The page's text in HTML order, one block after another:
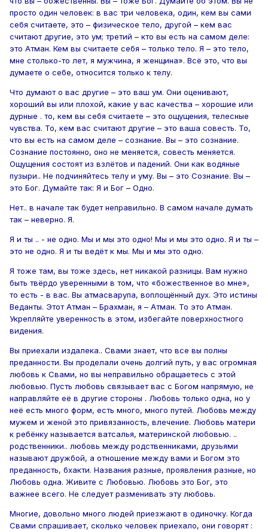
просто один человек: в вас три человека, один, кем вы сами
себя считаете, это – физическое тело, другой – кем вас
считают другие, это ум; третий – кто вы есть на самом деле:
это Атман. Кем вы считаете себя – только тело. Я – это тело,
мне столько-то лет, я мужчина, я женщина». Всё это, что вы
думаете о себе, относится только к телу.
Что думают о вас другие – это ваш ум. Они оценивают,
хороший вы или плохой, какие у вас качества – хорошие или
дурные . то, кем вы себя считаете – это ощущения, телесные
чувства. То, кем вас считают другие – это ваша совесть. То,
что вы есть на самом деле – сознание. Вы – это сознание.
Сознание постоянно, оно не меняется, совесть меняется.
Ощущения состоят из взлётов и падений. Они как водяные
пузыри.. Не подчиняйтесь телу и уму. Вы – это Сознание. Вы –
это Бог. Думайте так: Я и Бог – Одно.
Нет.. в начале так будет неправильно. В самом начале думать
так – неверно. Я.
Я и ты .. - не одно. Мы и мы это одно! Мы и мы это одно. Я и ты –
это не одно. Я и ты ведёт к мы. Мы и мы это одно.
Я тоже там, вы тоже здесь, нет никакой разницы. Вам нужно
быть твёрдо уверенными в том, что «божественное во мне»,
то есть - в вас. Вы атмасварупа, воплощённый дух. Это истины
Веданты. Этот Атман – Брахман, я – Атман. То это Атман.
Укрепляйте уверенность в этом, избегайте поверхностного
видения.
Вы приехали издалека.. Свами знает, что все вы полны
преданности. Вы проделали очень долгий путь, у вас огромная
любовь к Свами, но вы неправильно обращаетесь с этой
любовью. Пусть любовь связывает вас с Богом напрямую, не
направляйте её в другие стороны . Любовь только одна, но у
неё есть много форм, есть много, много путей. Любовь между
мужем и женой это привязанность, влечение. Любовь матери
к ребёнку называется ватсалья, материнской любовью. ..
родственники.. любовь между родственниками, друзьями
называют дружбой, а отношение между вами и Богом это
преданность, бхакти. Названия разные, проявления разные, но
Любовь одна. Живите с Любовью. Любовь это Бог, это
важнее всего. Не следует разменивать эту любовь.
Многие, довольно много людей приезжают в одиночку. Когда
Свами спрашивает, сколько человек приехало, они говорят :